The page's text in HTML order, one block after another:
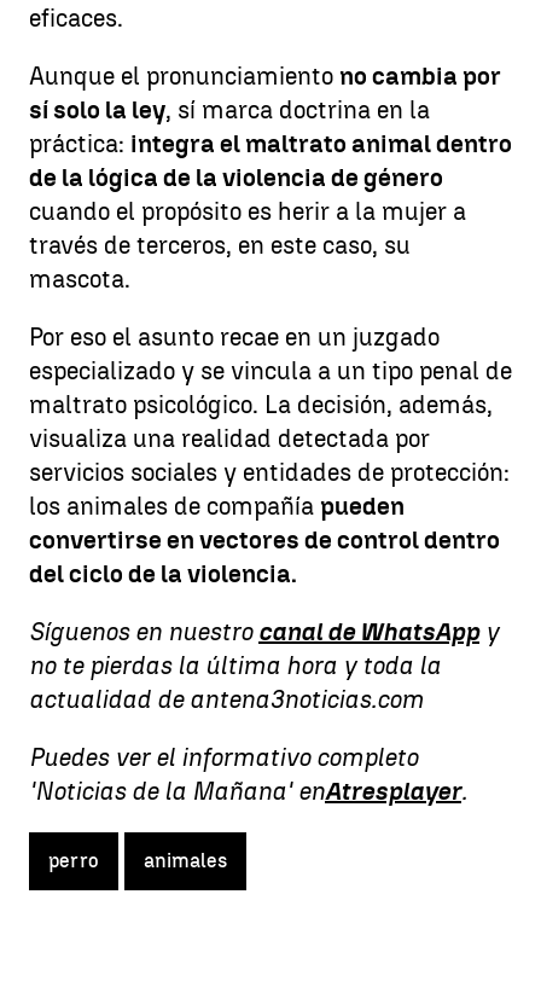
eficaces.
Aunque el pronunciamiento no cambia por
sí solo la ley, sí marca doctrina en la
práctica: integra el maltrato animal dentro
de la lógica de la violencia de género
cuando el propósito es herir a la mujer a
través de terceros, en este caso, su
mascota.
Por eso el asunto recae en un juzgado
especializado y se vincula a un tipo penal de
maltrato psicológico. La decisión, además,
visualiza una realidad detectada por
servicios sociales y entidades de protección:
los animales de compañía pueden
convertirse en vectores de control dentro
del ciclo de la violencia.
Síguenos en nuestro canal de WhatsAppy
no te pierdas la última hora y toda la
actualidad de antena3noticias.com
Puedes ver el informativo completo
'Noticias de la Mañana' enAtresplayer.
perro animales